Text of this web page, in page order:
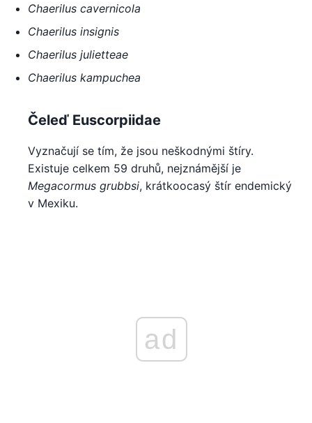
Chaerilus cavernicola
Chaerilus insignis
Chaerilus julietteae
Chaerilus kampuchea
Čeleď Euscorpiidae
Vyznačují se tím, že jsou neškodnými štíry.
Existuje celkem 59 druhů, nejznámější je
Megacormus grubbsi, krátkoocasý štír endemický
v Mexiku.
ad